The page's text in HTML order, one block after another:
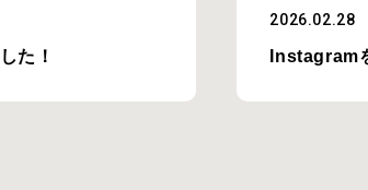
た！
2026.02.28
Instagram